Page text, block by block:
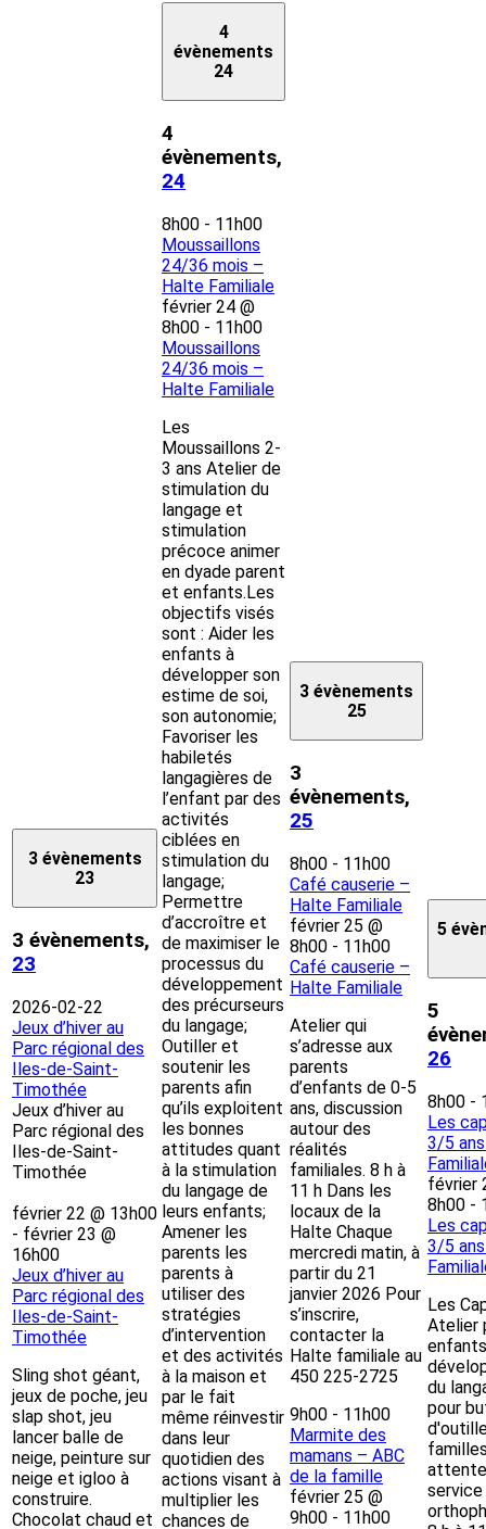
3 évènements
23
3 évènements,
23
2026-02-22
Jeux d’hiver au
Parc régional des
Iles-de-Saint-
Timothée
Jeux d’hiver au
Parc régional des
Iles-de-Saint-
Timothée
février 22 @ 13h00
- février 23 @
16h00
Jeux d’hiver au
Parc régional des
Iles-de-Saint-
Timothée
Sling shot géant,
jeux de poche, jeu
slap shot, jeu
lancer balle de
neige, peinture sur
neige et igloo à
construire.
Chocolat chaud et
4
évènements
24
4
évènements,
24
8h00 - 11h00
Moussaillons
24/36 mois –
Halte Familiale
février 24 @
8h00 - 11h00
Moussaillons
24/36 mois –
Halte Familiale
Les
Moussaillons 2-
3 ans Atelier de
stimulation du
langage et
stimulation
précoce animer
en dyade parent
et enfants.Les
objectifs visés
sont : Aider les
enfants à
développer son
estime de soi,
son autonomie;
Favoriser les
habiletés
langagières de
l’enfant par des
activités
ciblées en
stimulation du
langage;
Permettre
d’accroître et
de maximiser le
processus du
développement
des précurseurs
du langage;
Outiller et
soutenir les
parents afin
qu’ils exploitent
les bonnes
attitudes quant
à la stimulation
du langage de
leurs enfants;
Amener les
parents les
parents à
utiliser des
stratégies
d’intervention
et des activités
à la maison et
par le fait
même réinvestir
dans leur
quotidien des
actions visant à
multiplier les
chances de
3 évènements
25
3
évènements,
25
8h00 - 11h00
Café causerie –
Halte Familiale
février 25 @
8h00 - 11h00
Café causerie –
Halte Familiale
Atelier qui
s’adresse aux
parents
d’enfants de 0-5
ans, discussion
autour des
réalités
familiales. 8 h à
11 h Dans les
locaux de la
Halte Chaque
mercredi matin, à
partir du 21
janvier 2026 Pour
s’inscrire,
contacter la
Halte familiale au
450 225-2725
9h00 - 11h00
Marmite des
mamans – ABC
de la famille
février 25 @
9h00 - 11h00
5
5
26
8h00 -
Les
3/5
février
8h00 -
Les
3/5
Les
Atelier
du
pour
service